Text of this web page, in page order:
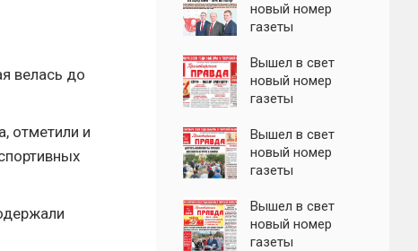
велась до
отметили и
новый номер
газеты
правда"
Вышел в свет
новый номер
газеты
правда"
Вышел в свет
новый номер
газеты
правда"
Вышел в свет
новый номер
газеты